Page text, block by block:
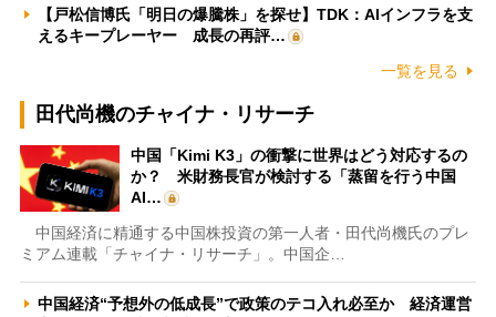
【戸松信博氏「明日の爆騰株」を探せ】TDK：AIインフラを支
えるキープレーヤー 成長の再評…
一覧を見る
田代尚機のチャイナ・リサーチ
中国「Kimi K3」の衝撃に世界はどう対応するの
か？ 米財務長官が検討する「蒸留を行う中国
AI…
中国経済に精通する中国株投資の第一人者・田代尚機氏のプレ
ミアム連載「チャイナ・リサーチ」。中国企…
中国経済“予想外の低成長”で政策のテコ入れ必至か 経済運営